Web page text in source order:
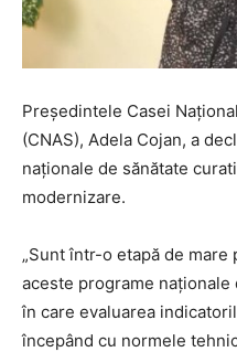
Preşedintele Casei
(CNAS), Adela Cojan, a
naţionale de sănătate
modernizare.
„Sunt într-o etapă de
aceste programe
în care evaluarea
începând cu normele